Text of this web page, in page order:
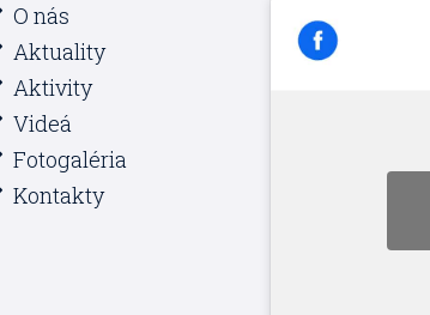
O nás
Aktuality
Aktivity
Videá
Fotogaléria
Kontakty